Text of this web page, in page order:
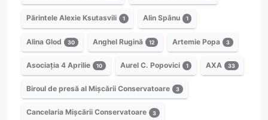
Părintele Alexie Ksutasvili 1 Alin Spânu 1
Alina Glod 30 Anghel Rugină 12 Artemie Popa 3
Asociația 4 Aprilie 10 Aurel C. Popovici 1 AXA 33
Biroul de presă al Mișcării Conservatoare 3
Cancelaria Mișcării Conservatoare 3